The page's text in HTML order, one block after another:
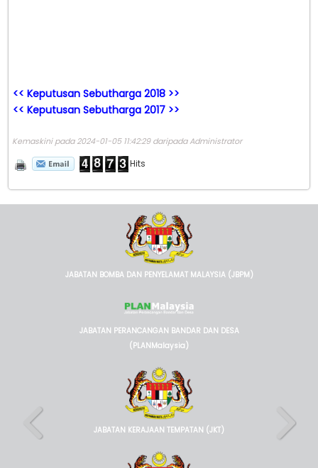
<< Keputusan Sebutharga 2018 >>
<< Keputusan Sebutharga 2017 >>
Kemaskini pada 2024-01-05 11:42:29 daripada Administrator
Hits
JABATAN BOMBA DAN PENYELAMAT MALAYSIA (JBPM)
JABATAN PERANCANGAN BANDAR DAN DESA
(PLANMalaysia)
JABATAN KERAJAAN TEMPATAN (JKT)